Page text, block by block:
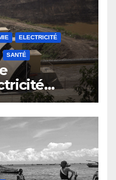
ELECTRICITÉ
SANTÉ